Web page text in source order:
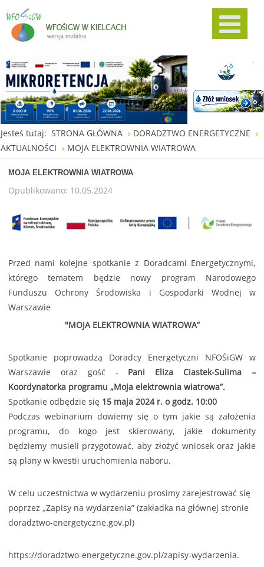
Jesteś tutaj: STRONA GŁÓWNA
DORADZTWO ENERGETYCZNE
AKTUALNOŚCI
MOJA ELEKTROWNIA WIATROWA
MOJA ELEKTROWNIA WIATROWA
Opublikowano: 10.05.2024
Przed nami kolejne spotkanie z Doradcami Energetycznymi,
którego tematem będzie nowy program Narodowego
Funduszu Ochrony Środowiska i Gospodarki Wodnej w
Warszawie
"MOJA ELEKTROWNIA WIATROWA”
Spotkanie poprowadzą Doradcy Energetyczni NFOŚiGW w
Warszawie oraz gość - Pani Eliza Ciastek-Sulima –
Koordynatorka programu „Moja elektrownia wiatrowa”.
Spotkanie odbędzie się 15 maja 2024 r. o godz. 10:00
Podczas webinarium dowiemy się o tym jakie są założenia
programu, do kogo jest skierowany, jakie dokumenty
będziemy musieli przygotować, aby złożyć wniosek oraz jakie
są plany w kwestii uruchomienia naboru.
W celu uczestnictwa w wydarzeniu prosimy zarejestrować się
poprzez „Zapisy na wydarzenia” (zakładka na głównej stronie
doradztwo-energetyczne.gov.pl)
https://doradztwo-energetyczne.gov.pl/zapisy-wydarzenia.